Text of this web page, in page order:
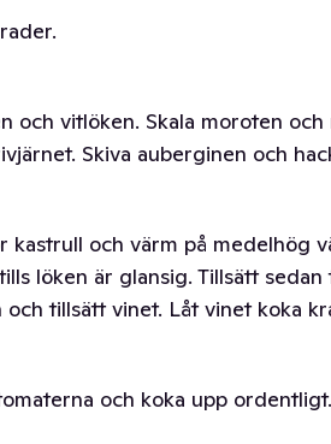
och vitlöken. Skala moroten
Skiva auberginen och
kastrull och värm på medelhög
löken är glansig. Tillsätt
och tillsätt vinet. Låt vinet koka
och koka upp